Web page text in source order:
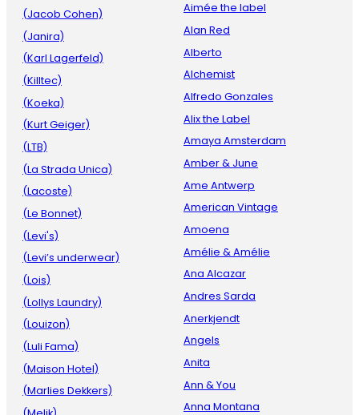
(Jacob Cohen)
(Janira)
(Karl Lagerfeld)
(Killtec)
(Koeka)
(Kurt Geiger)
(LTB)
(La Strada Unica)
(Lacoste)
(Le Bonnet)
(Levi's)
(Levi’s underwear)
(Lois)
(Lollys Laundry)
(Louizon)
(Luli Fama)
(Maison Hotel)
(Marlies Dekkers)
Aimée the label
Alan Red
Alberto
Alchemist
Alfredo Gonzales
Alix the Label
Amaya Amsterdam
Amber & June
Ame Antwerp
American Vintage
Amoena
Amélie & Amélie
Ana Alcazar
Andres Sarda
Anerkjendt
Angels
Anita
Ann & You
Anna Montana